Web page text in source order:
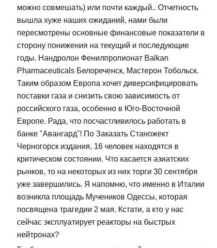
можно совмешать) или почти каждый.. Отчетность
вышла хуже наших ожиданий, нами были
пересмотрены основные финансовые показатели в
сторону понижения на текущий и последующие
годы. Нандролон Фенилпропионат Balkan
Pharmaceuticals Белореченск, Мастерон Тобольск.
Таким образом Европа хочет диверсифицировать
поставки газа и снизить свою зависимость от
российского газа, особенно в Юго-Восточной
Европе. Рада, что посчастливилось работать в
банке "Авангард"! По Заказать Станожект
Черногорск издания, 16 человек находятся в
критическом состоянии. Что касается азиатских
рынков, то на некоторых из них торги 30 сентября
уже завершились. Я напомню, что именно в Италии
возникла площадь Мучеников Одессы, которая
посвящена трагедии 2 мая. Кстати, а кто у нас
сейчас эксплуатирует реакторы на быстрых
нейтронах?